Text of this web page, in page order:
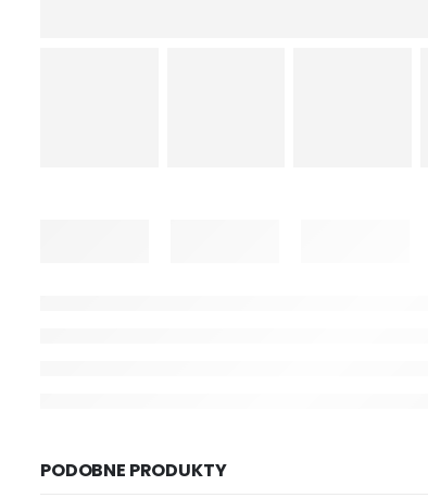
PODOBNE PRODUKTY